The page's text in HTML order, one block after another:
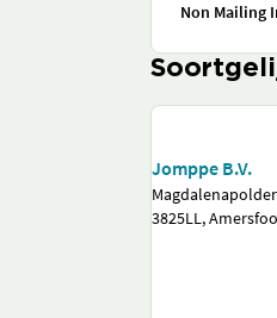
Non Mailing
Jomppe B.V.
3825LL,